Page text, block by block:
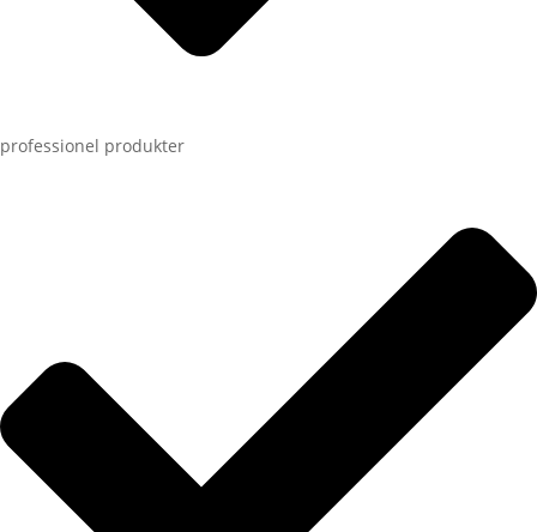
professionel produkter